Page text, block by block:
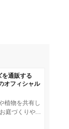
を通販する
オフィシャル
植物を共有し
庭づくりや
したり、